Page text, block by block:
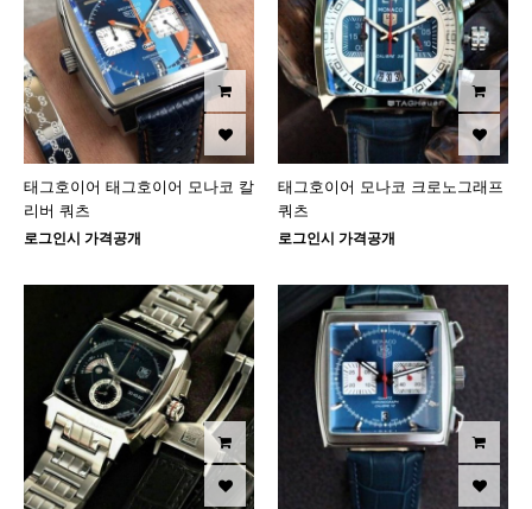
태그호이어 태그호이어 모나코 칼
리버 쿼츠
로그인시 가격공개
태그호이어 모나코 크로노그래프
쿼츠
로그인시 가격공개